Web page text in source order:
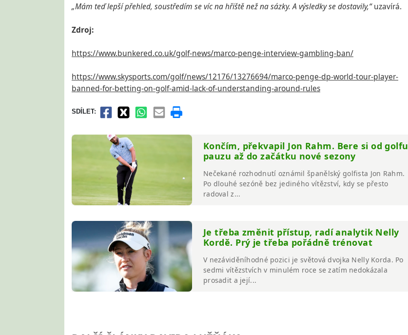
„Mám teď lepší přehled, soustředím se víc na hřiště než na sázky. A výsledky se dostavily,“uzavírá.
Zdroj:
https://www.bunkered.co.uk/golf-news/marco-penge-interview-gambling-ban/
https://www.skysports.com/golf/news/12176/13276694/marco-penge-dp-world-tour-player-
banned-for-betting-on-golf-amid-lack-of-understanding-around-rules
SDÍLET:
Končím, překvapil Jon Rahm. Bere si od golfu
pauzu až do začátku nové sezony
Nečekané rozhodnutí oznámil španělský golfista Jon Rahm.
Po dlouhé sezóně bez jediného vítězství, kdy se přesto
radoval z...
Je třeba změnit přístup, radí analytik Nelly
Kordě. Prý je třeba pořádně trénovat
V nezáviděníhodné pozici je světová dvojka Nelly Korda. Po
sedmi vítězstvích v minulém roce se zatím nedokázala
prosadit a její...